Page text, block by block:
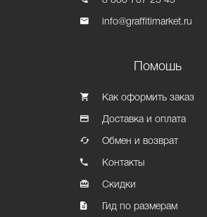
info@graffitimarket.ru
Помошь
Как оформить заказ
Доставка и оплата
Обмен и возврат
Контакты
Скидки
Гид по размерам